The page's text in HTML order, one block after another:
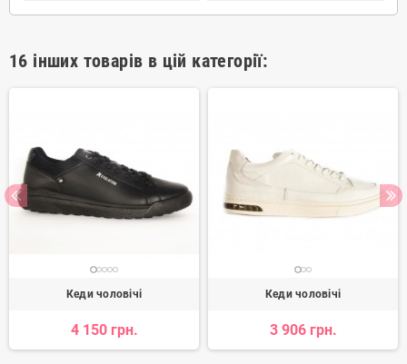
16 інших товарів в цій категорії:
Кеди чоловічі
4 150 грн.
Кеди чоловічі
3 906 грн.